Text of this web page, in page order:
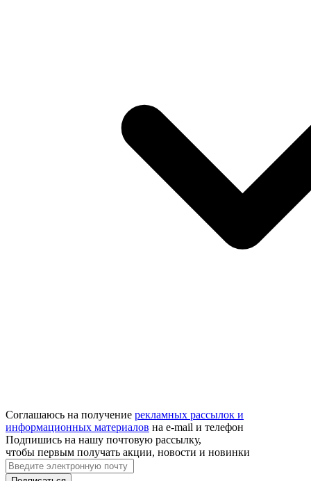
Соглашаюсь на получение рекламных рассылок и
информационных материалов на e‑mail и телефон
Подпишись на нашу почтовую рассылку,
чтобы первым получать акции, новости и новинки